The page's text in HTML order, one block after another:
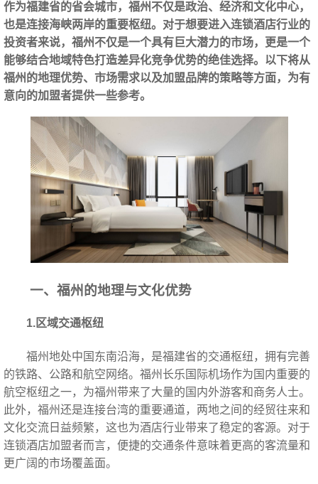
作为福建省的省会城市，福州不仅是政治、经济和文化中心，
也是连接海峡两岸的重要枢纽。对于想要进入连锁酒店行业的
投资者来说，福州不仅是一个具有巨大潜力的市场，更是一个
能够结合地域特色打造差异化竞争优势的绝佳选择。以下将从
福州的地理优势、市场需求以及加盟品牌的策略等方面，为有
意向的加盟者提供一些参考。
一、福州的地理与文化优势
1.区域交通枢纽
福州地处中国东南沿海，是福建省的交通枢纽，拥有完善
的铁路、公路和航空网络。福州长乐国际机场作为国内重要的
航空枢纽之一，为福州带来了大量的国内外游客和商务人士。
此外，福州还是连接台湾的重要通道，两地之间的经贸往来和
文化交流日益频繁，这也为酒店行业带来了稳定的客源。对于
连锁酒店加盟者而言，便捷的交通条件意味着更高的客流量和
更广阔的市场覆盖面。